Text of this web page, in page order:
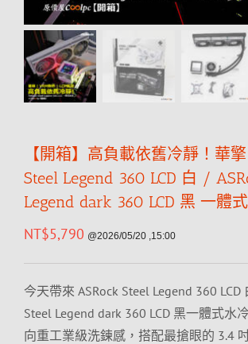
【開箱】高負載依舊冷靜！華
Steel Legend 360 LCD 白 /
Legend dark 360 LCD 黑 一體
NT$5,790 @2026/05/20 ,15:00
今天帶來 ASRock Steel Legend 360 LCD
Steel Legend dark 360 LCD 黑一體式水
向重工業級洗鍊感，搭配最搶眼的 3.4